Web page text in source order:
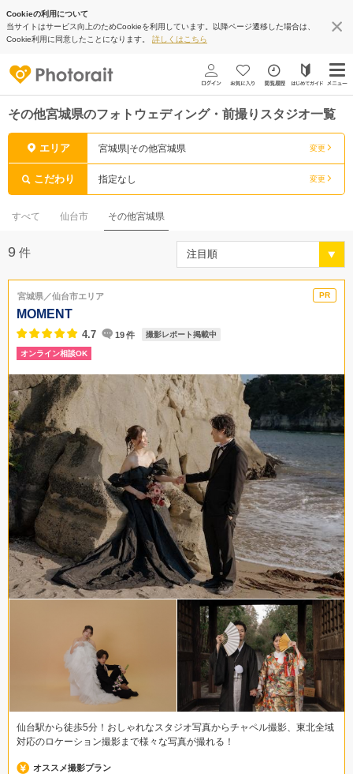
Cookieの利用について
当サイトはサービス向上のためCookieを利用しています。以降ページ遷移した場合は、
Cookie利用に同意したことになります。 詳しくはこちら
その他宮城県のフォトウェディング・前撮りスタジオ一覧
エリア 宮城県|その他宮城県 変更
こだわり 指定なし 変更
すべて 仙台市 その他宮城県
9 件
宮城県／仙台市エリア
MOMENT
4.7 19件 撮影レポート掲載中
オンライン相談OK
仙台駅から徒歩5分！おしゃれなスタジオ写真からチャペル撮影、東北全域
対応のロケーション撮影まで様々な写真が撮れる！
オススメ撮影プラン